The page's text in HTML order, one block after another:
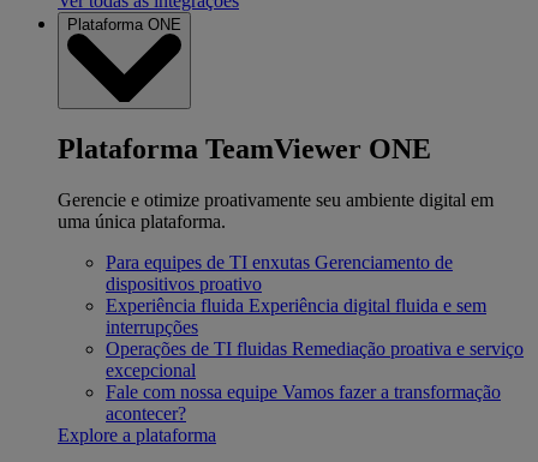
Plataforma ONE
Plataforma TeamViewer ONE
Gerencie e otimize proativamente seu ambiente digital em
uma única plataforma.
Para equipes de TI enxutas Gerenciamento de
dispositivos proativo
Experiência fluida Experiência digital fluida e sem
interrupções
Operações de TI fluidas Remediação proativa e serviço
excepcional
Fale com nossa equipe Vamos fazer a transformação
acontecer?
Explore a plataforma